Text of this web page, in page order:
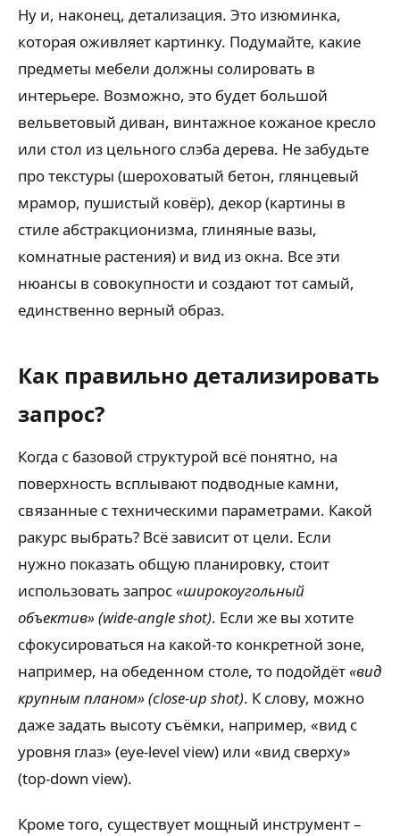
Ну и, наконец, детализация. Это изюминка,
которая оживляет картинку. Подумайте, какие
предметы мебели должны солировать в
интерьере. Возможно, это будет большой
вельветовый диван, винтажное кожаное кресло
или стол из цельного слэба дерева. Не забудьте
про текстуры (шероховатый бетон, глянцевый
мрамор, пушистый ковёр), декор (картины в
стиле абстракционизма, глиняные вазы,
комнатные растения) и вид из окна. Все эти
нюансы в совокупности и создают тот самый,
единственно верный образ.
Как правильно детализировать
запрос?
Когда с базовой структурой всё понятно, на
поверхность всплывают подводные камни,
связанные с техническими параметрами. Какой
ракурс выбрать? Всё зависит от цели. Если
нужно показать общую планировку, стоит
использовать запрос«широкоугольный
объектив» (wide-angle shot). Если же вы хотите
сфокусироваться на какой-то конкретной зоне,
например, на обеденном столе, то подойдёт«вид
крупным планом» (close-up shot). К слову, можно
даже задать высоту съёмки, например, «вид с
уровня глаз» (eye-level view) или «вид сверху»
(top-down view).
Кроме того, существует мощный инструмент –